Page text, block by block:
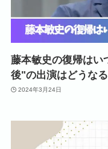
藤本敏史の復帰はい
後"の出演はどうな
2024年3月24日